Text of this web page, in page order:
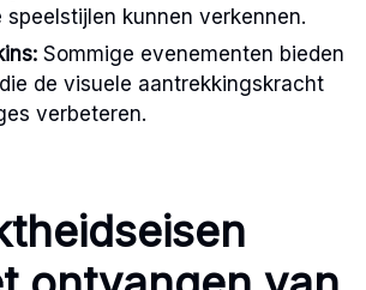
kunnen verkennen.
Sommige evenementen bieden
de visuele aantrekkingskracht
verbeteren.